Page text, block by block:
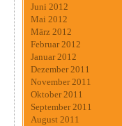
Juni 2012
Mai 2012
März 2012
Februar 2012
Januar 2012
Dezember 2011
November 2011
Oktober 2011
September 2011
August 2011